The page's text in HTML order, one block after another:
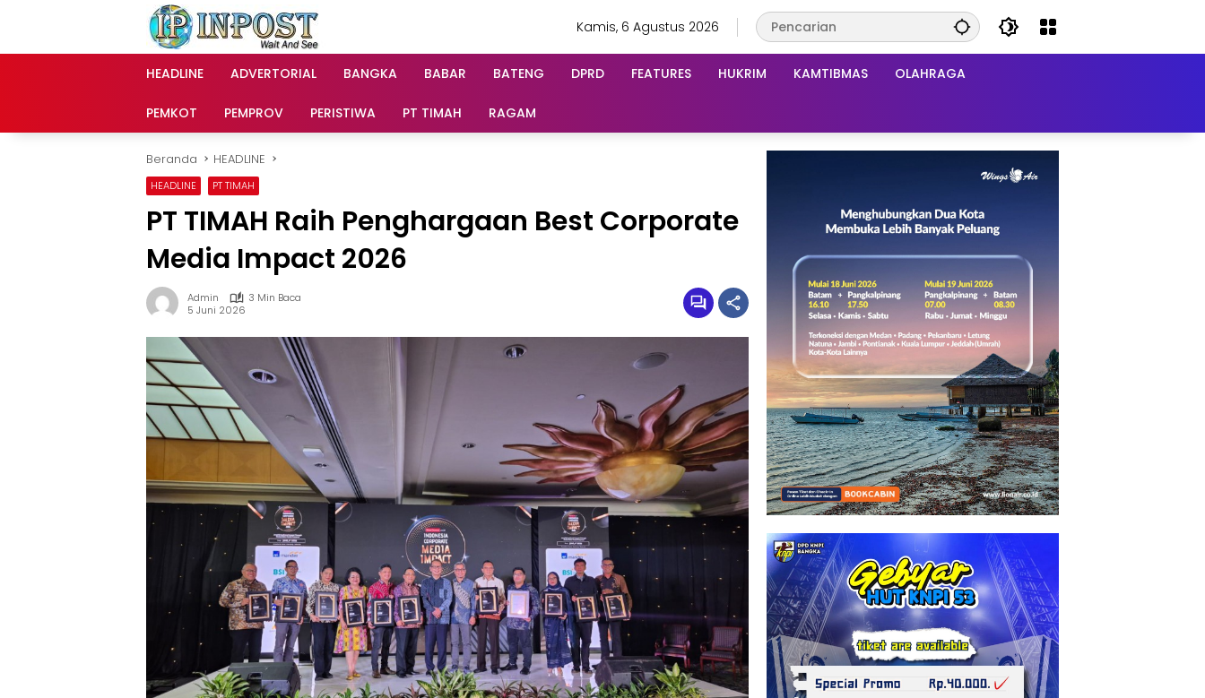
Kamis, 6 Agustus 2026
HEADLINE ADVERTORIAL BANGKA BABAR BATENG DPRD FEATURES HUKRIM KAMTIBMAS OLAHRAGA
PEMKOT PEMPROV PERISTIWA PT TIMAH RAGAM
Beranda HEADLINE
HEADLINE PT TIMAH
PT TIMAH Raih Penghargaan Best Corporate
Media Impact 2026
Admin
3 Min Baca
5 Juni 2026